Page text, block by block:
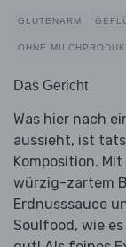
GLUTENARM
OHNE
Das Gericht
Was hier nach
aussieht, ist
Komposition.
würzig-zartem
Erdnusssauce
Soulfood, wie